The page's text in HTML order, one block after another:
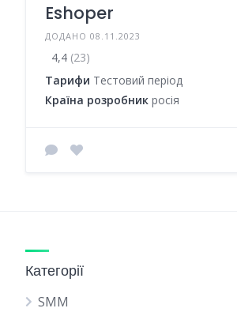
Eshoper
ДОДАНО 08.11.2023
4,4 (23)
Тарифи Тестовий період
Країна розробник росія
Категорії
SMM